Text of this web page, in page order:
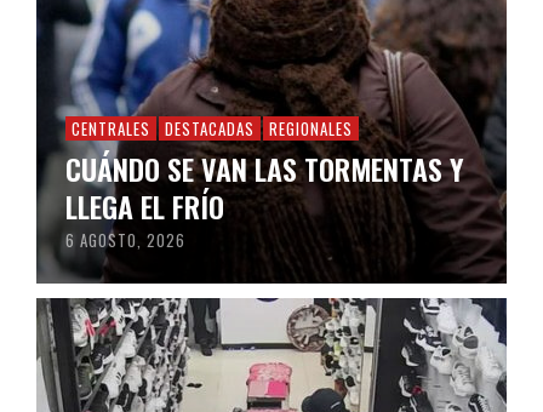
CENTRALES DESTACADAS REGIONALES
CUÁNDO SE VAN LAS TORMENTAS Y
LLEGA EL FRÍO
6 AGOSTO, 2026